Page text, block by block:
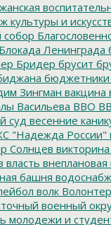
культуры и
собор
Блокада Ленинграда
Бридер брусит
бюджетники
Зингман вакцина
Васильева ВВО
суд весенние
"Надежда России"
Солнцев викторина
власть внеплановая
башня
волк
военный
молодежи и